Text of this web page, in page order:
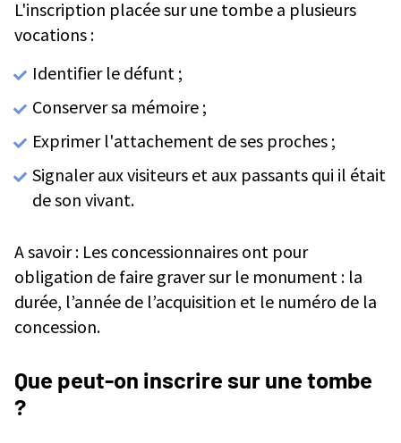
L'inscription placée sur une tombe a plusieurs
vocations :
Identifier le défunt ;
Conserver sa mémoire ;
Exprimer l'attachement de ses proches ;
Signaler aux visiteurs et aux passants qui il était
de son vivant.
A savoir : Les concessionnaires ont pour
obligation de faire graver sur le monument : la
durée, l’année de l’acquisition et le numéro de la
concession.
Que peut-on inscrire sur une tombe
?